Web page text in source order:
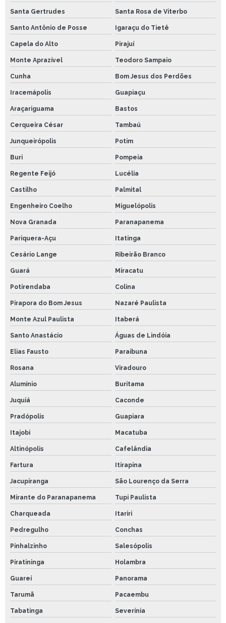
Santa Gertrudes Santa Rosa de Viterbo
Santo Antônio de Posse Igaraçu do Tietê
Capela do Alto Pirajuí
Monte Aprazível Teodoro Sampaio
Cunha Bom Jesus dos Perdões
Iracemápolis Guapiaçu
Araçariguama Bastos
Cerqueira César Tambaú
Junqueirópolis Potim
Buri Pompeia
Regente Feijó Lucélia
Castilho Palmital
Engenheiro Coelho Miguelópolis
Nova Granada Paranapanema
Pariquera-Açu Itatinga
Cesário Lange Ribeirão Branco
Guará Miracatu
Potirendaba Colina
Pirapora do Bom Jesus Nazaré Paulista
Monte Azul Paulista Itaberá
Santo Anastácio Águas de Lindóia
Elias Fausto Paraibuna
Rosana Viradouro
Alumínio Buritama
Juquiá Caconde
Pradópolis Guapiara
Itajobi Macatuba
Altinópolis Cafelândia
Fartura Itirapina
Jacupiranga São Lourenço da Serra
Mirante do Paranapanema Tupi Paulista
Charqueada Itariri
Pedregulho Conchas
Pinhalzinho Salesópolis
Piratininga Holambra
Guareí Panorama
Tarumã Pacaembu
Tabatinga Severínia